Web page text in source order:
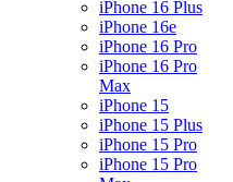
iPhone 16 Plus
iPhone 16e
iPhone 16 Pro
iPhone 16 Pro
Max
iPhone 15
iPhone 15 Plus
iPhone 15 Pro
iPhone 15 Pro